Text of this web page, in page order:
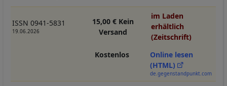
ISSN 0941-5831
19.06.2026
15,00 € Kein
Versand
im Laden
erhältlich
(Zeitschrift)
Kostenlos
Online lesen
(HTML)
de.gegenstandpunkt.com